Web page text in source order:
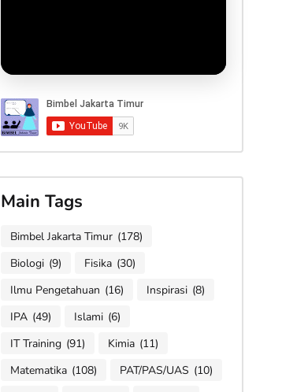
Main Tags
Bimbel Jakarta Timur (178)
Biologi (9) Fisika (30)
Ilmu Pengetahuan (16) Inspirasi (8)
IPA (49) Islami (6)
IT Training (91) Kimia (11)
Matematika (108) PAT/PAS/UAS (10)